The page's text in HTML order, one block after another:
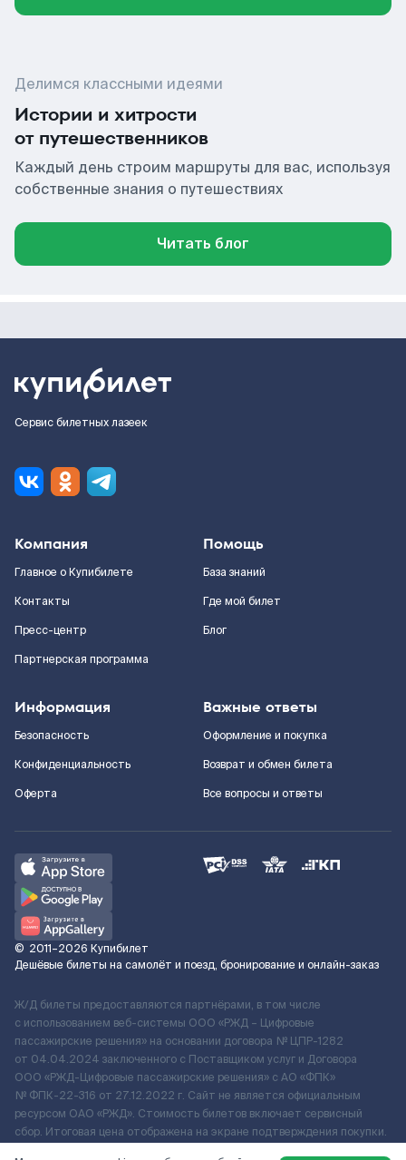
Делимся классными идеями
Истории и хитрости
от путешественников
Каждый день строим маршруты для вас, используя
собственные знания о путешествиях
Читать блог
Сервис билетных лазеек
Компания
Главное о Купибилете
Контакты
Пресс-центр
Партнерская программа
Помощь
База знаний
Где мой билет
Блог
Информация
Безопасность
Конфиденциальность
Оферта
Важные ответы
Оформление и покупка
Возврат и обмен билета
Все вопросы и ответы
© 2011–2026 Купибилет
Дешёвые билеты на самолёт и поезд, бронирование и онлайн-заказ
Ж/Д билеты предоставляются партнёрами, в том числе
с использованием веб-системы ООО «РЖД – Цифровые
пассажирские решения» на основании договора № ЦПР-1282
от 04.04.2024 заключенного с Поставщиком услуг и Договора
ООО «РЖД-Цифровые пассажирские решения» c АО «ФПК»
№ ФПК-22-316 от 27.12.2022 г. Сайт не является официальным
ресурсом ОАО «РЖД». Стоимость билетов включает сервисный
сбор. Итоговая цена отображена на экране подтверждения покупки.